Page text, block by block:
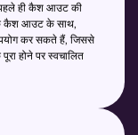
पहले ही कैश आउट की
कैश आउट के साथ,
कर सकते हैं, जिससे
होने पर स्वचालित